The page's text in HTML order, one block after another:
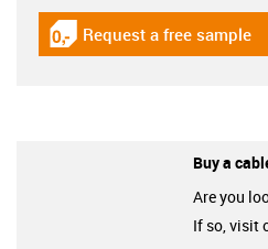
igus-icon-gratismuster
Request a free sample
Buy a
Are you
If so, visit